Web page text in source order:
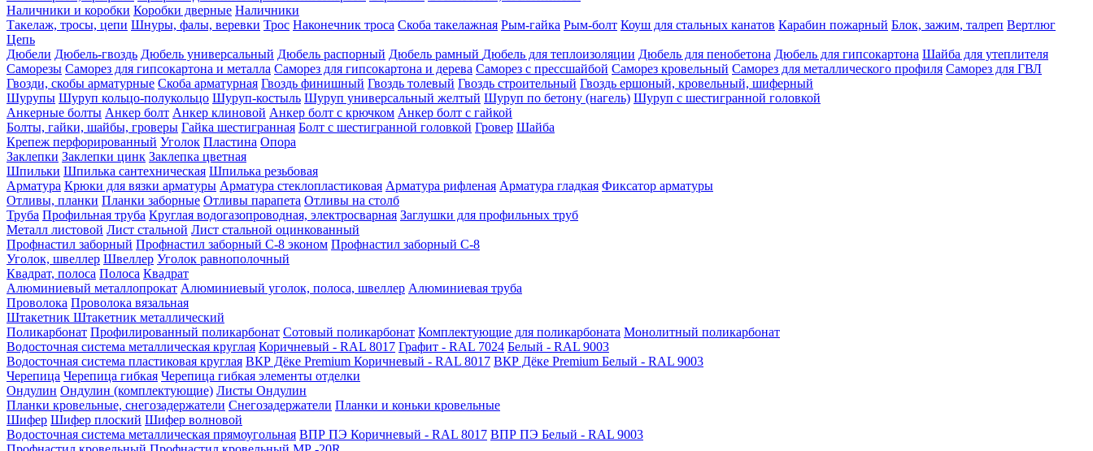
Наличники и коробки Коробки дверные Наличники
Такелаж, тросы, цепи Шнуры, фалы, веревки Трос Наконечник троса Скоба такелажная Рым-гайка Рым-болт Коуш для стальных канатов Карабин пожарный Блок, зажим, талреп Вертлюг
Цепь
Дюбели Дюбель-гвоздь Дюбель универсальный Дюбель распорный Дюбель рамный Дюбель для теплоизоляции Дюбель для пенобетона Дюбель для гипсокартона Шайба для утеплителя
Саморезы Саморез для гипсокартона и металла Саморез для гипсокартона и дерева Саморез с прессшайбой Саморез кровельный Саморез для металлического профиля Саморез для ГВЛ
Гвозди, скобы арматурные Скоба арматурная Гвоздь финишный Гвоздь толевый Гвоздь строительный Гвоздь ершоный, кровельный, шиферный
Шурупы Шуруп кольцо-полукольцо Шуруп-костыль Шуруп универсальный желтый Шуруп по бетону (нагель) Шуруп с шестигранной головкой
Анкерные болты Анкер болт Анкер клиновой Анкер болт с крючком Анкер болт с гайкой
Болты, гайки, шайбы, гроверы Гайка шестигранная Болт c шестигранной головкой Гровер Шайба
Крепеж перфорированный Уголок Пластина Опора
Заклепки Заклепки цинк Заклепка цветная
Шпильки Шпилька сантехническая Шпилька резьбовая
Арматура Крюки для вязки арматуры Арматура стеклопластиковая Арматура рифленая Арматура гладкая Фиксатор арматуры
Отливы, планки Планки заборные Отливы парапета Отливы на столб
Труба Профильная труба Круглая водогазопроводная, электросварная Заглушки для профильных труб
Металл листовой Лист стальной Лист стальной оцинкованный
Профнастил заборный Профнастил заборный С-8 эконом Профнастил заборный С-8
Уголок, швеллер Швеллер Уголок равнополочный
Квадрат, полоса Полоса Квадрат
Алюминиевый металлопрокат Алюминиевый уголок, полоса, швеллер Алюминиевая труба
Проволока Проволока вязальная
Штакетник Штакетник металлический
Поликарбонат Профилированный поликарбонат Сотовый поликарбонат Комплектующие для поликарбоната Монолитный поликарбонат
Водосточная система металлическая круглая Коричневый - RAL 8017 Графит - RAL 7024 Белый - RAL 9003
Водосточная система пластиковая круглая ВКР Дёке Premium Коричневый - RAL 8017 ВКР Дёке Premium Белый - RAL 9003
Черепица Черепица гибкая Черепица гибкая элементы отделки
Ондулин Ондулин (комплектующие) Листы Ондулин
Планки кровельные, снегозадержатели Снегозадержатели Планки и коньки кровельные
Шифер Шифер плоский Шифер волновой
Водосточная система металлическая прямоугольная ВПР ПЭ Коричневый - RAL 8017 ВПР ПЭ Белый - RAL 9003